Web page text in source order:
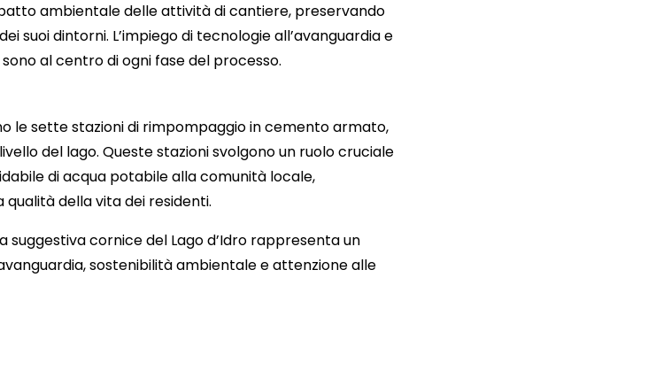
ambientale delle attività di cantiere, preservando
suoi dintorni. L’impiego di tecnologie all’avanguardia e
al centro di ogni fase del processo.
le sette stazioni di rimpompaggio in cemento armato,
del lago. Queste stazioni svolgono un ruolo cruciale
di acqua potabile alla comunità locale,
della vita dei residenti.
suggestiva cornice del Lago d’Idro rappresenta un
sostenibilità ambientale e attenzione alle